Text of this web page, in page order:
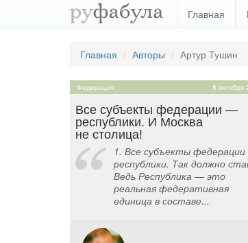
Главная
Главная Авторы Артур Тушин
Федерация 8 октября
Все субъекты федерации —
республики. И Москва
не столица!
1. Все субъекты
республики. Так должно
Ведь Республика — это
реальная федеративная
единица в составе...